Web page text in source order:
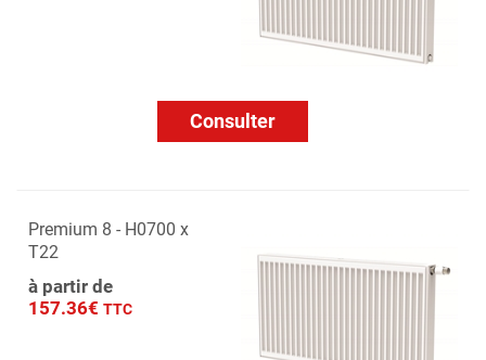
Consulter
Premium 8 - H0700 x
T22
à partir de
157.36€ TTC